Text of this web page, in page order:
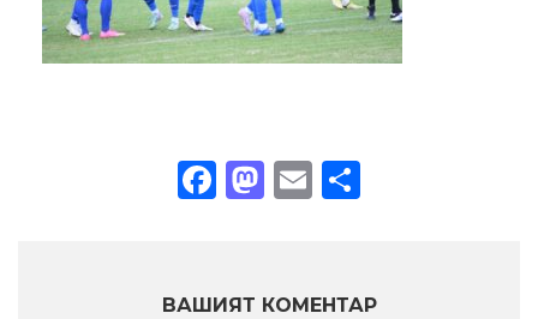
Facebook
Mastodon
Email
ВАШИЯТ КОМЕНТАР